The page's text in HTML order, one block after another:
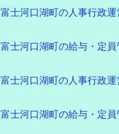
富士河口湖町の人事行政運
富士河口湖町の給与・定員
富士河口湖町の人事行政運
富士河口湖町の給与・定員